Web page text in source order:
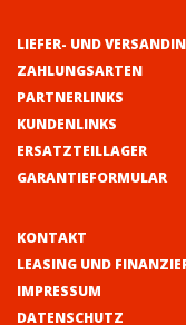
LIEFER- UND
ZAHLUNGSARTEN
PARTNERLINKS
KUNDENLINKS
ERSATZTEILLAGER
GARANTIEFORMULAR
KONTAKT
LEASING UND
IMPRESSUM
DATENSCHUTZ